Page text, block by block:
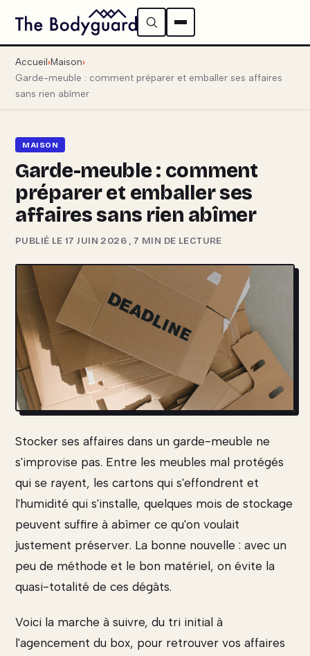
Accueil Maison
Garde-meuble : comment préparer et emballer ses affaires
sans rien abîmer
MAISON
Garde-meuble : comment
préparer et emballer ses
affaires sans rien abîmer
PUBLIÉ LE 17 JUIN 2026 ,7 MIN DE LECTURE
Stocker ses affaires dans un garde-meuble ne
s'improvise pas. Entre les meubles mal protégés
qui se rayent, les cartons qui s'effondrent et
l'humidité qui s'installe, quelques mois de stockage
peuvent suffire à abîmer ce qu'on voulait
justement préserver. La bonne nouvelle : avec un
peu de méthode et le bon matériel, on évite la
quasi-totalité de ces dégâts.
Voici la marche à suivre, du tri initial à
l'agencement du box, pour retrouver vos affaires